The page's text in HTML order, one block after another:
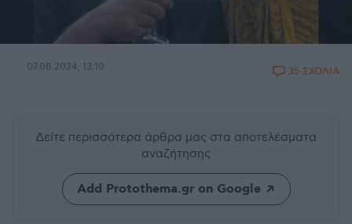
07.08.2024, 13:10 35 ΣΧΟΛΙΑ
Δείτε περισσότερα άρθρα μας στα αποτελέσματα
αναζήτησης
Add Protothema.gr on Google